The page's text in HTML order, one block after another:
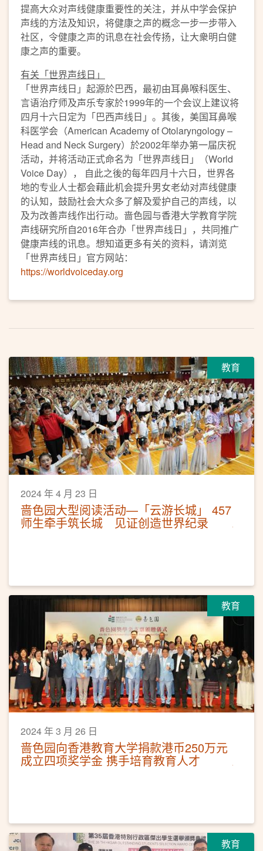
提高大众对声线健康重要性的关注，并从中学会保护
声线的方法及知识，将健康之声的概念一步一步带入
社区，令健康之声的讯息在社会传扬，让大衆明白健
康之声的重要。
有关 「世界声线日 」
「世界声线日」起源於巴西，最初由耳鼻喉科医生、
言语治疗师及声乐专家於1999年的一个会议上建议将
四月十六日定为「巴西声线日」。其後，美国耳鼻喉
科医学会（American Academy of Otolaryngology –
Head and Neck Surgery）於2002年举办第一届庆祝
活动，并将活动正式命名为「世界声线日」（World
Voice Day）， 自此之後的每年四月十六日，世界各
地的专业人士都会藉此机会提升男女老幼对声线健康
的认知，鼓励社会大众多了解及爱护自己的声线，以
及为改善声线作出行动。啬色园与香港大学教育学院
声线硏究所自2016年合办「世界声线日」，共同推广
健康声线的讯息。想知道更多有关的资料，请浏览
「世界声线日」官方网站：
https://worldvoiceday.org
教育
2024 年 4 月 23 日
啬色园大型阅读活动—「云游长城」 457
师生牵手筑长城 见证创造世界纪录
教育
2024 年 3 月 26 日
啬色园向香港教育大学捐款港币250万元
成立四项奖学金 携手培育教育人才
教育